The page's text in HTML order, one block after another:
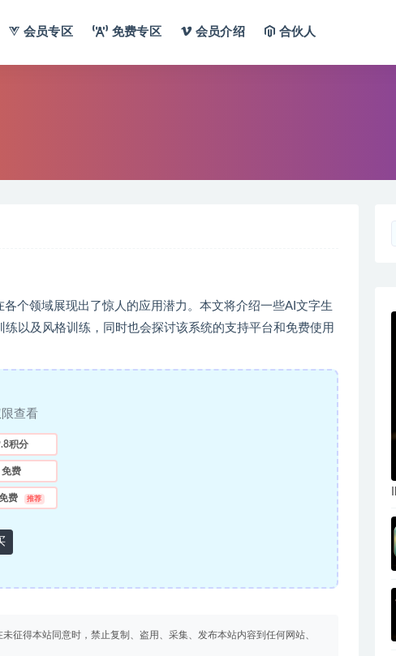
会员专区 免费专区 会员介绍 合伙人
个领域展现出了惊人的应用潜力。本文将介绍一些AI文字生
以及风格训练，同时也会探讨该系统的支持平台和免费使用
查看
积分
免费
费 推荐
征得本站同意时，禁止复制、盗用、采集、发布本站内容到任何网站、